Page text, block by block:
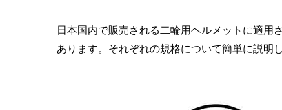
日本国内で販売される二輪用ヘルメットに適用
あります。それぞれの規格について簡単に説明し